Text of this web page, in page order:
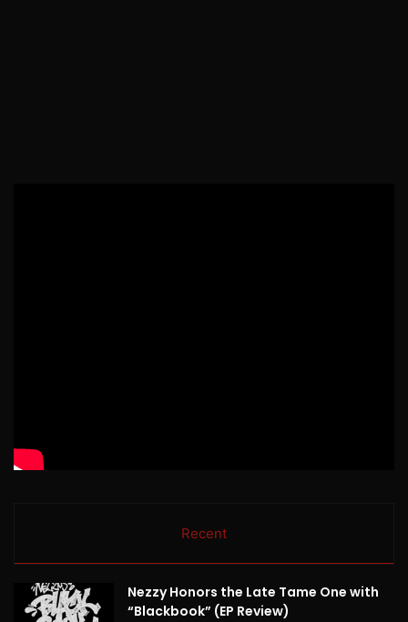
Recent
Nezzy Honors the Late Tame One with
“Blackbook” (EP Review)